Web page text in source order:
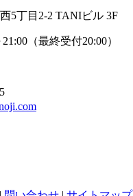
5丁目2-2 TANIビル 3F
（最終受付20:00）